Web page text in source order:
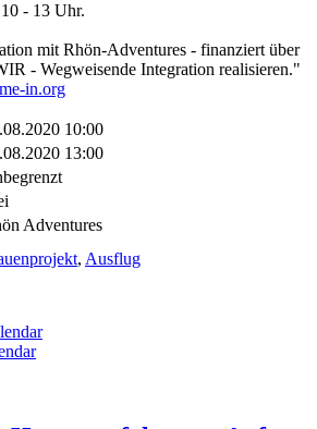
- 13 Uhr.
mit Rhön-Adventures - finanziert über
- Wegweisende Integration realisieren."
in.org
10:00
13:00
Adventures
, Ausflug